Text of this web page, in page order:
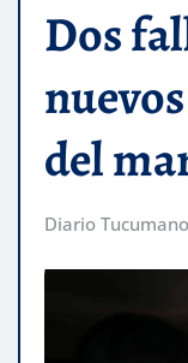
Dos
del
Diario Tucumano